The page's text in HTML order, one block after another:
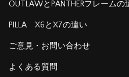
OUTLAWとPANTHERフレームの
PILLA X6とX7の違い
ご意見・お問い合わせ
よくある質問